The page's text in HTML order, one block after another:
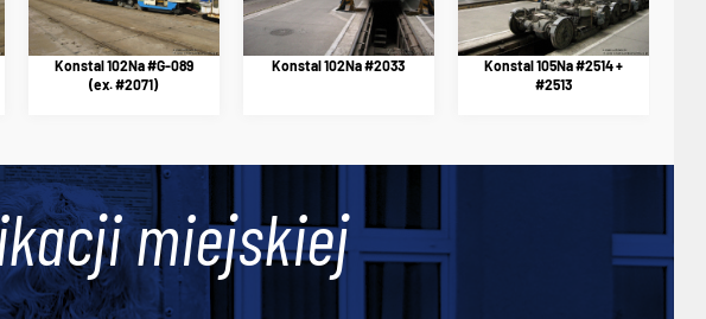
Konstal 102Na #G-089
(ex. #2071)
Konstal 102Na #2033
Konstal 105Na #2514 +
#2513
miejskiej